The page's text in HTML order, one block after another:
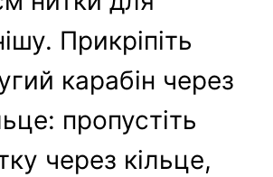
Прикріпіть
карабін через
пропустіть
через кільце,